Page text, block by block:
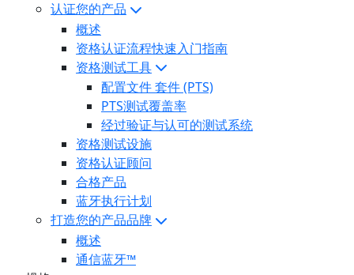
认证您的产品
概述
资格认证流程快速入门指南
资格测试工具
配置文件 套件 (PTS)
PTS测试覆盖率
经过验证与认可的测试系统
资格测试设施
资格认证顾问
合格产品
蓝牙执行计划
打造您的产品品牌
概述
通信蓝牙™